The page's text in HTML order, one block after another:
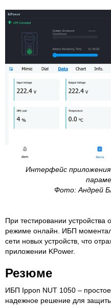
Интерфейс приложения
Фото: Андрей
При тестировании устройства
режиме онлайн. ИБП
сети новых устройств, что
приложении KPower.
Резюме
ИБП Ippon NUT 1050 –
надежное решение для